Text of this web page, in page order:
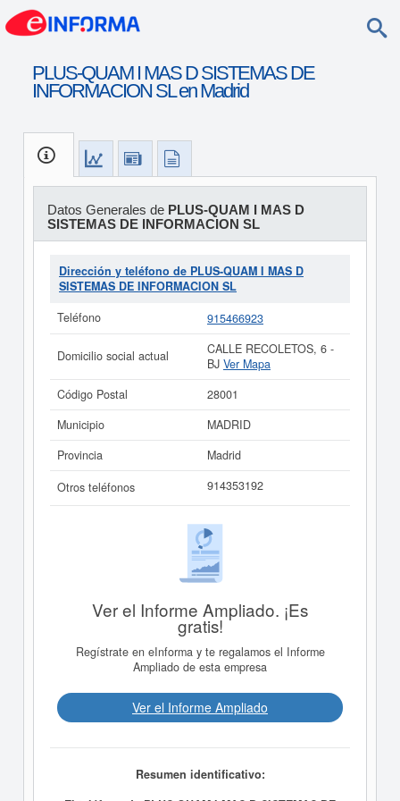
PLUS-QUAM I MAS D SISTEMAS DE
INFORMACION SL en Madrid
Datos Generales de PLUS-QUAM I MAS D
SISTEMAS DE INFORMACION SL
Dirección y teléfono de PLUS-QUAM I MAS D
SISTEMAS DE INFORMACION SL
Teléfono
915466923
Domicilio social actual
CALLE RECOLETOS, 6 -
BJ Ver Mapa
Código Postal
28001
Municipio
MADRID
Provincia
Madrid
Otros teléfonos
914353192
Ver el Informe Ampliado. ¡Es
gratis!
Regístrate en eInforma y te regalamos el Informe
Ampliado de esta empresa
Ver el Informe Ampliado
Resumen identificativo: